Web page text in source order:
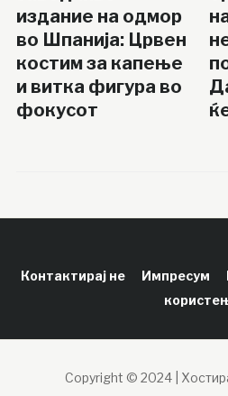
издание на одмор
во Шпанија: Црвен
костим за капење
и витка фигура во
фокусот
Контактирај не Импресум
Copyright © 2024 |